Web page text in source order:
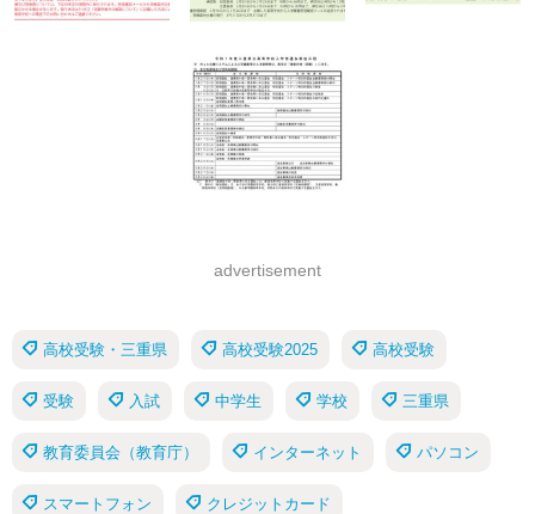
advertisement
高校受験・三重県 高校受験2025 高校受験
受験 入試 中学生 学校 三重県
教育委員会（教育庁） インターネット パソコン
スマートフォン クレジットカード